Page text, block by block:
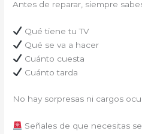
Antes de reparar, siempre
Qué tiene tu TV
Qué se va a hacer
Cuánto cuesta
Cuánto tarda
No hay sorpresas ni cargos
Señales de que necesitas